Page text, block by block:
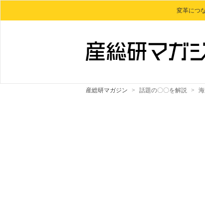
変革につ
産総研マガジン > 話題の〇〇を解説 >